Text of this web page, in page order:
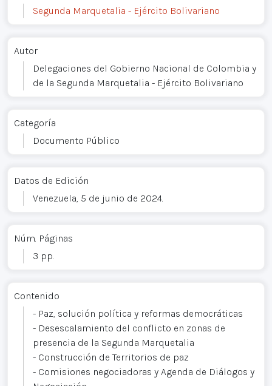
Segunda Marquetalia - Ejército Bolivariano
Autor
Delegaciones del Gobierno Nacional de Colombia y
de la Segunda Marquetalia - Ejército Bolivariano
Categoría
Documento Público
Datos de Edición
Venezuela, 5 de junio de 2024.
Núm. Páginas
3 pp.
Contenido
- Paz, solución política y reformas democráticas
- Desescalamiento del conflicto en zonas de
presencia de la Segunda Marquetalia
- Construcción de Territorios de paz
- Comisiones negociadoras y Agenda de Diálogos y